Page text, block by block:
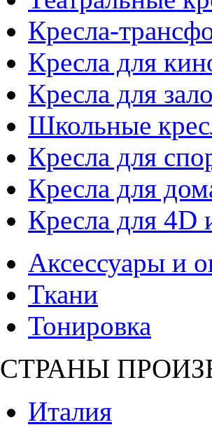
Кресла-
Кресла для
Кресла для
Школьные
Кресла для
Кресла для
Кресла для 4D
Аксессуары и
Ткани
Тонировка
СТРАНЫ
Италия